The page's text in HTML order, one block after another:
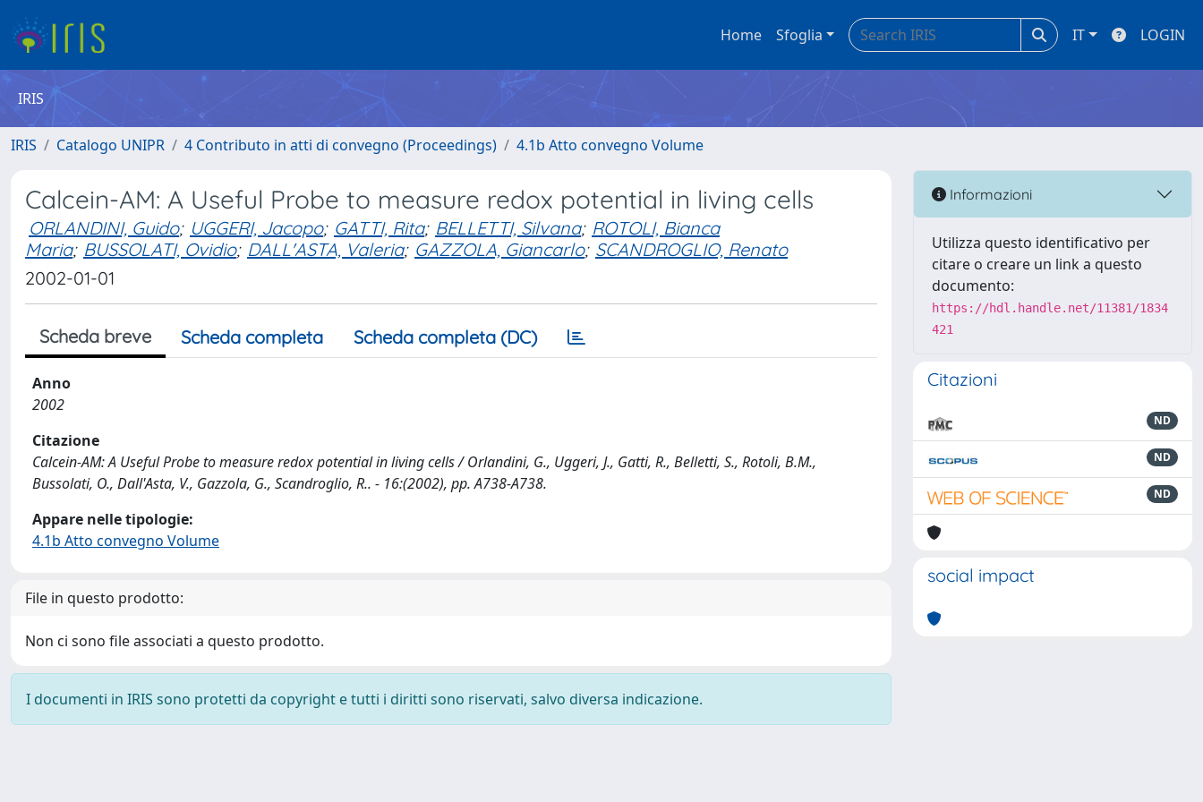
Home Sfoglia IT LOGIN
IRIS
IRIS Catalogo UNIPR 4 Contributo in atti di convegno (Proceedings) 4.1b Atto convegno Volume
Calcein-AM: A Useful Probe to measure redox potential in living cells
ORLANDINI, Guido; UGGERI, Jacopo; GATTI, Rita; BELLETTI, Silvana; ROTOLI, Bianca
Maria; BUSSOLATI, Ovidio; DALL'ASTA, Valeria; GAZZOLA, Giancarlo; SCANDROGLIO, Renato
2002-01-01
Scheda breve Scheda completa Scheda completa (DC)
Anno
2002
Citazione
Calcein-AM: A Useful Probe to measure redox potential in living cells / Orlandini, G., Uggeri, J., Gatti, R., Belletti, S., Rotoli, B.M.,
Bussolati, O., Dall'Asta, V., Gazzola, G., Scandroglio, R.. - 16:(2002), pp. A738-A738.
Appare nelle tipologie:
4.1b Atto convegno Volume
File in questo prodotto:
Non ci sono file associati a questo prodotto.
I documenti in IRIS sono protetti da copyright e tutti i diritti sono riservati, salvo diversa indicazione.
Informazioni
Utilizza questo identificativo per
citare o creare un link a questo
documento:
https://hdl.handle.net/11381/1834
421
Citazioni
ND
ND
ND
social impact